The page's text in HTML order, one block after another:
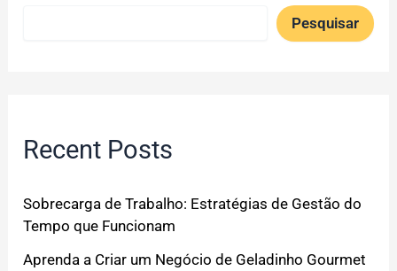
Pesquisar
Recent Posts
Sobrecarga de Trabalho: Estratégias de Gestão do
Tempo que Funcionam
Aprenda a Criar um Negócio de Geladinho Gourmet